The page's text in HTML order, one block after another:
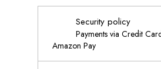
Security policy
Payments via Credit
Amazon Pay